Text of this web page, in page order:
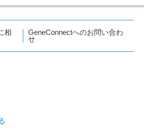
相
GeneConnectへのお問い合わ
せ